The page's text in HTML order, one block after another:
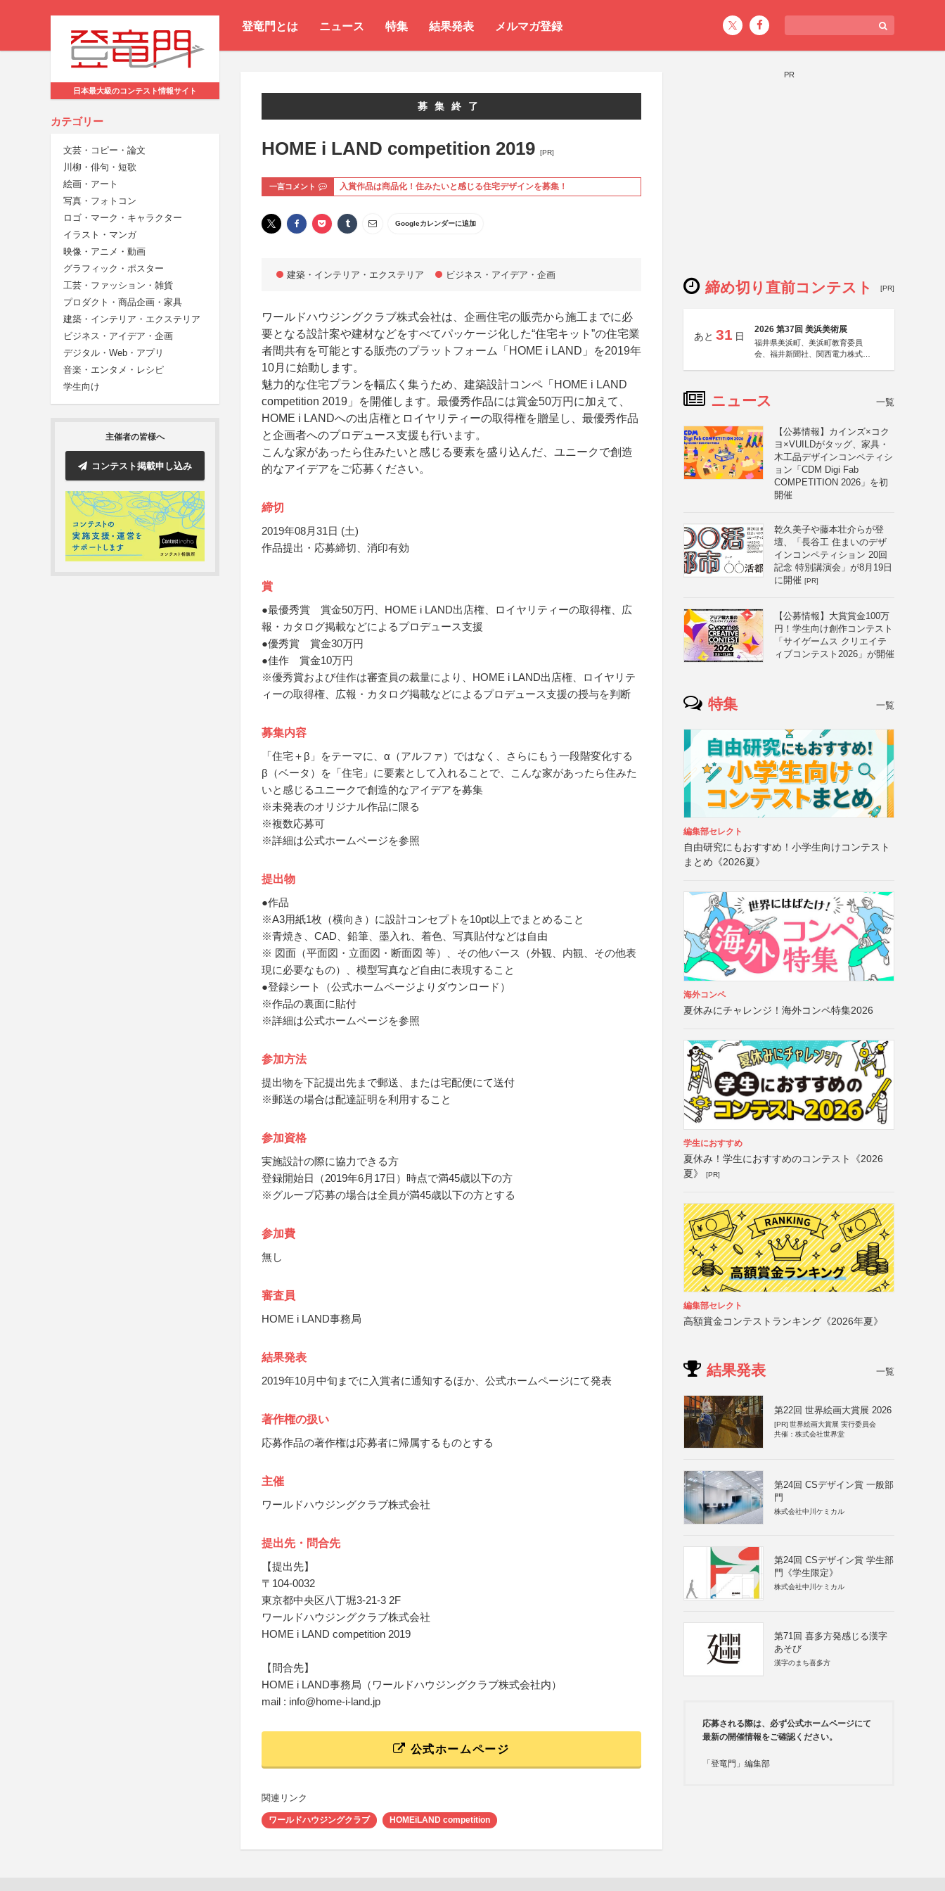
登竜門とは ニュース 特集 結果発表 メルマガ登録
日本最大級のコンテスト情報サイト
カテゴリー
文芸・コピー・論文
川柳・俳句・短歌
絵画・アート
写真・フォトコン
ロゴ・マーク・キャラクター
イラスト・マンガ
映像・アニメ・動画
グラフィック・ポスター
工芸・ファッション・雑貨
プロダクト・商品企画・家具
建築・インテリア・エクステリア
ビジネス・アイデア・企画
デジタル・Web・アプリ
音楽・エンタメ・レシピ
学生向け
主催者の皆様へ
コンテスト掲載申し込み
募集終了
HOME i LAND competition 2019 [PR]
一言コメント 入賞作品は商品化！住みたいと感じる住宅デザインを募集！
Googleカレンダーに追加
建築・インテリア・エクステリア ビジネス・アイデア・企画
ワールドハウジングクラブ株式会社は、企画住宅の販売から施工までに必
要となる設計案や建材などをすべてパッケージ化した“住宅キット”の住宅業
者間共有を可能とする販売のプラットフォーム「HOME i LAND」を2019年
10月に始動します。
魅力的な住宅プランを幅広く集うため、建築設計コンペ「HOME i LAND
competition 2019」を開催します。最優秀作品には賞金50万円に加えて、
HOME i LANDへの出店権とロイヤリティーの取得権を贈呈し、最優秀作品
と企画者へのプロデュース支援も行います。
こんな家があったら住みたいと感じる要素を盛り込んだ、ユニークで創造
的なアイデアをご応募ください。
締切
2019年08月31日 (土)
作品提出・応募締切、消印有効
賞
●最優秀賞 賞金50万円、HOME i LAND出店権、ロイヤリティーの取得権、広
報・カタログ掲載などによるプロデュース支援
●優秀賞 賞金30万円
●佳作 賞金10万円
※優秀賞および佳作は審査員の裁量により、HOME i LAND出店権、ロイヤリテ
ィーの取得権、広報・カタログ掲載などによるプロデュース支援の授与を判断
募集内容
「住宅＋β」をテーマに、α（アルファ）ではなく、さらにもう一段階変化する
β（ベータ）を「住宅」に要素として入れることで、こんな家があったら住みた
いと感じるユニークで創造的なアイデアを募集
※未発表のオリジナル作品に限る
※複数応募可
※詳細は公式ホームページを参照
提出物
●作品
※A3用紙1枚（横向き）に設計コンセプトを10pt以上でまとめること
※青焼き、CAD、鉛筆、墨入れ、着色、写真貼付などは自由
※ 図面（平面図・立面図・断面図 等）、その他パース（外観、内観、その他表
現に必要なもの）、模型写真など自由に表現すること
●登録シート（公式ホームページよりダウンロード）
※作品の裏面に貼付
※詳細は公式ホームページを参照
参加方法
提出物を下記提出先まで郵送、または宅配便にて送付
※郵送の場合は配達証明を利用すること
参加資格
実施設計の際に協力できる方
登録開始日（2019年6月17日）時点で満45歳以下の方
※グループ応募の場合は全員が満45歳以下の方とする
参加費
無し
審査員
HOME i LAND事務局
結果発表
2019年10月中旬までに入賞者に通知するほか、公式ホームページにて発表
著作権の扱い
応募作品の著作権は応募者に帰属するものとする
主催
ワールドハウジングクラブ株式会社
提出先・問合先
【提出先】
〒104-0032
東京都中央区八丁堀3-21-3 2F
ワールドハウジングクラブ株式会社
HOME i LAND competition 2019
【問合先】
HOME i LAND事務局（ワールドハウジングクラブ株式会社内）
mail : info@home-i-land.jp
公式ホームページ
関連リンク
ワールドハウジングクラブ HOMEiLAND competition
PR
締め切り直前コンテスト [PR]
あと 31 日
2026 第37回 美浜美術展
福井県美浜町、美浜町教育委員
会、福井新聞社、関西電力株式会
ニュース 一覧
【公募情報】カインズ×コク
ヨ×VUILDがタッグ、家具・
木工品デザインコンペティシ
ョン「CDM Digi Fab
COMPETITION 2026」を初
開催
乾久美子や藤本壮介らが登
壇、「長谷工 住まいのデザ
インコンペティション 20回
記念 特別講演会」が8月19日
に開催 [PR]
【公募情報】大賞賞金100万
円！学生向け創作コンテスト
「サイゲームス クリエイテ
ィブコンテスト2026」が開催
特集 一覧
編集部セレクト
自由研究にもおすすめ！小学生向けコンテスト
まとめ《2026夏》
海外コンペ
夏休みにチャレンジ！海外コンペ特集2026
学生におすすめ
夏休み！学生におすすめのコンテスト《2026
夏》
[PR]
編集部セレクト
高額賞金コンテストランキング《2026年夏》
結果発表 一覧
第22回 世界絵画大賞展 2026
[PR] 世界絵画大賞展 実行委員会
共催：株式会社世界堂
第24回 CSデザイン賞 一般部
門
株式会社中川ケミカル
第24回 CSデザイン賞 学生部
門《学生限定》
株式会社中川ケミカル
第71回 喜多方発感じる漢字
あそび
漢字のまち喜多方
応募される際は、必ず公式ホームページにて
最新の開催情報をご確認ください。
「登竜門」編集部